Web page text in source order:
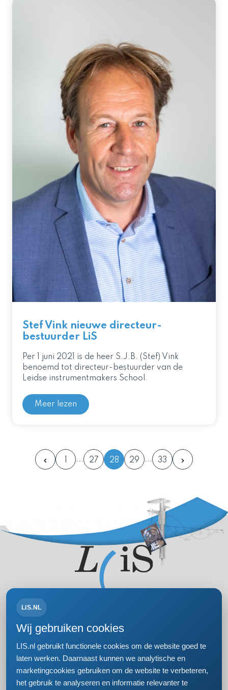
Stef Vink nieuwe directeur-
bestuurder LiS
Per 1 juni 2021 is de heer S.J.B. (Stef) Vink
benoemd tot directeur-bestuurder van de
Leidse instrumentmakers School.
Meer lezen
27 28 29 33
Volg ons op:
Bezoek- en postadres
Einsteinweg 61
LIS.NL
Wij gebruiken cookies
LIS.nl gebruikt functionele cookies om de website goed te
laten werken. Daarnaast kunnen we analytische en
marketingcookies gebruiken om de website te verbeteren,
het gebruik te analyseren en informatie relevanter te